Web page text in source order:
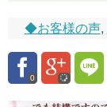
◆お客様の声,
0